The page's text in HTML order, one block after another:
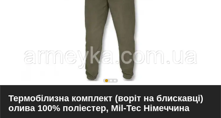
Термобілизна комплект (воріт на блискавці)
олива 100% поліестер, Mil-Tec Німеччина